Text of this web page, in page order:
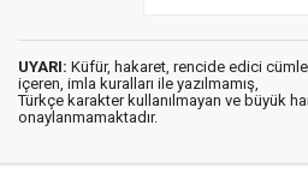
UYARI: Küfür, hakaret, rencide edici
içeren, imla kuralları ile yazılmamış,
Türkçe karakter kullanılmayan ve büyük
onaylanmamaktadır.